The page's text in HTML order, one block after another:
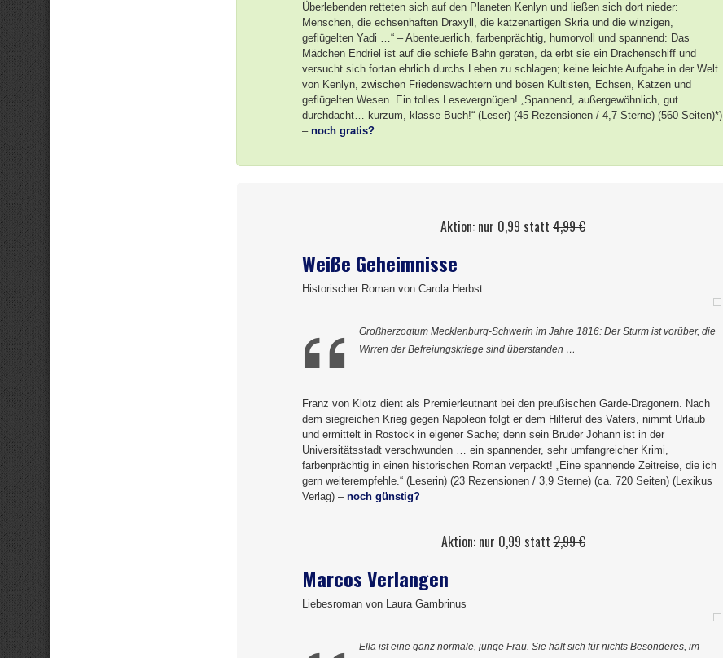
Überlebenden retteten sich auf den Planeten Kenlyn und ließen sich dort nieder:
Menschen, die echsenhaften Draxyll, die katzenartigen Skria und die winzigen,
geflügelten Yadi …“ – Abenteuerlich, farbenprächtig, humorvoll und spannend: Das
Mädchen Endriel ist auf die schiefe Bahn geraten, da erbt sie ein Drachenschiff und
versucht sich fortan ehrlich durchs Leben zu schlagen; keine leichte Aufgabe in der Welt
von Kenlyn, zwischen Friedenswächtern und bösen Kultisten, Echsen, Katzen und
geflügelten Wesen. Ein tolles Lesevergnügen! „Spannend, außergewöhnlich, gut
durchdacht… kurzum, klasse Buch!“ (Leser) (45 Rezensionen / 4,7 Sterne) (560 Seiten)*)
– noch gratis?
Aktion: nur 0,99 statt 4,99 €
Weiße Geheimnisse
Historischer Roman von Carola Herbst
Großherzogtum Mecklenburg-Schwerin im Jahre 1816: Der Sturm ist vorüber, die
Wirren der Befreiungskriege sind überstanden …
Franz von Klotz dient als Premierleutnant bei den preußischen Garde-Dragonern. Nach
dem siegreichen Krieg gegen Napoleon folgt er dem Hilferuf des Vaters, nimmt Urlaub
und ermittelt in Rostock in eigener Sache; denn sein Bruder Johann ist in der
Universitätsstadt verschwunden … ein spannender, sehr umfangreicher Krimi,
farbenprächtig in einen historischen Roman verpackt! „Eine spannende Zeitreise, die ich
gern weiterempfehle.“ (Leserin) (23 Rezensionen / 3,9 Sterne) (ca. 720 Seiten) (Lexikus
Verlag) – noch günstig?
Aktion: nur 0,99 statt2,99 €
Marcos Verlangen
Liebesroman von Laura Gambrinus
Ella ist eine ganz normale, junge Frau. Sie hält sich für nichts Besonderes, im